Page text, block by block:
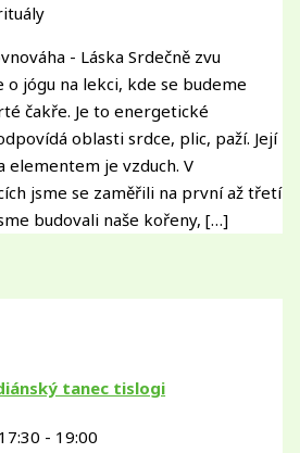
- Láska Srdečně zvu
o jógu na lekci, kde se budeme
čakře. Je to energetické
oblasti srdce, plic, paží. Její
elementem je vzduch. V
jsme se zaměřili na první až třetí
budovali naše kořeny, […]
tanec tislogi
- 19:00